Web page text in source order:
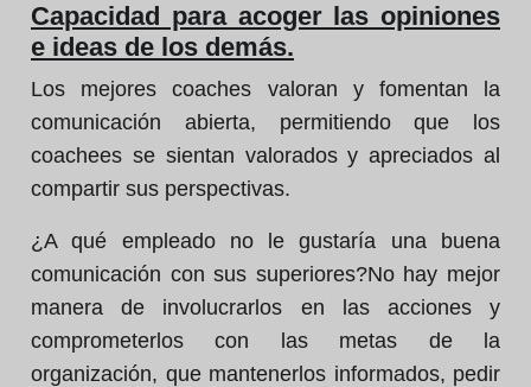
Capacidad para acoger las opiniones
e ideas de los demás.
Los mejores coaches valoran y fomentan la
comunicación abierta, permitiendo que los
coachees se sientan valorados y apreciados al
compartir sus perspectivas.
¿A qué empleado no le gustaría una buena
comunicación con sus superiores?No hay mejor
manera de involucrarlos en las acciones y
comprometerlos con las metas de la
organización, que mantenerlos informados, pedir